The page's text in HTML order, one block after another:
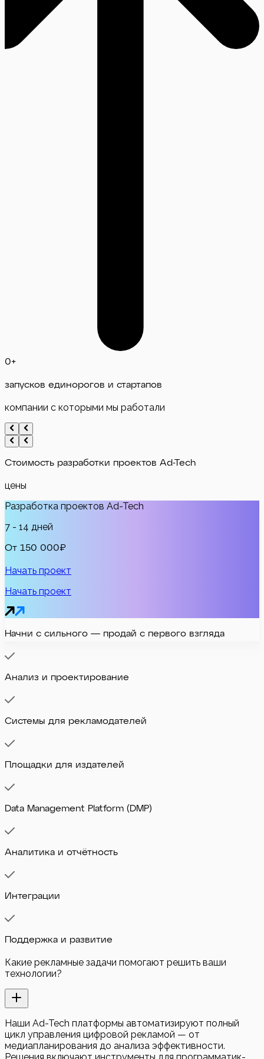
0+
запусков единорогов и стартапов
компании с которыми мы работали
Стоимость разработки проектов Ad-Tech
цены
Разработка проектов Ad-Tech
7 - 14 дней
От 150 000₽
Начать проект
Начать проект
Начни с сильного — продай с первого взгляда
Анализ и проектирование
Системы для рекламодателей
Площадки для издателей
Data Management Platform (DMP)
Аналитика и отчётность
Интеграции
Поддержка и развитие
Какие рекламные задачи помогают решить ваши
технологии?
Наши Ad-Tech платформы автоматизируют полный
цикл управления цифровой рекламой — от
медиапланирования до анализа эффективности.